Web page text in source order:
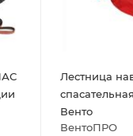
Лестница
Венто
ВентоПРО